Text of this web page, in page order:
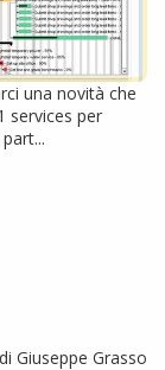
una novità che
services per
di Giuseppe Grasso